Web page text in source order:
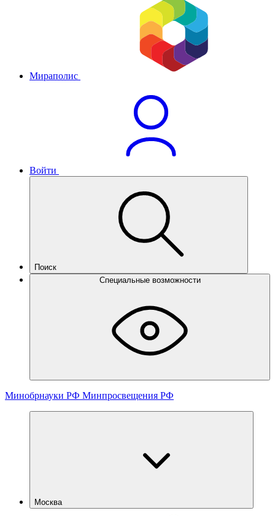
Мираполис
Войти
Поиск
Специальные возможности
Минобрнауки РФ Минпросвещения РФ
Москва